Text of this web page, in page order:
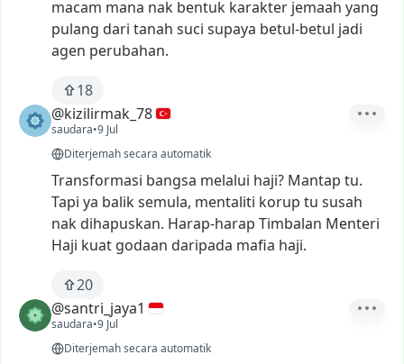
macam mana nak bentuk karakter jemaah yang
pulang dari tanah suci supaya betul-betul jadi
agen perubahan.
18
@kizilirmak_78
saudara•9 Jul
Diterjemah secara automatik
Transformasi bangsa melalui haji? Mantap tu.
Tapi ya baliksemula, mentaliti korup tu susah
nak dihapuskan. Harap-harap Timbalan Menteri
Haji kuat godaan daripada mafia haji.
20
@santri_jaya1
saudara•9 Jul
Diterjemah secara automatik